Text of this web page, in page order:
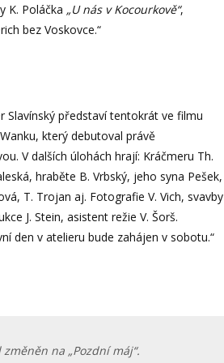
K. Poláčka „U nás v Kocourkově“,
bez Voskovce.“
Slavínský představí tentokrát ve filmu
který debutoval právě
V dalších úlohách hrají: Kráčmeru Th.
hraběte B. Vrbský, jeho syna Pešek,
T. Trojan aj. Fotografie V. Vich, svavby
J. Stein, asistent režie V. Šorš.
den v atelieru bude zahájen v sobotu.“
na „Pozdní máj“.